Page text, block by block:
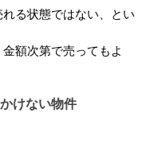
る状態ではない、とい
額次第で売ってもよ
けない物件